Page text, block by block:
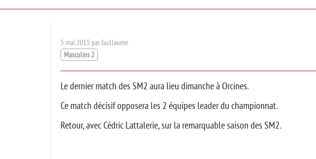
5 mai 2015 par Guillaume.
Masculins 2
Le dernier match des SM2 aura lieu dimanche à Orcines.
Ce match décisif opposera les 2 équipes leader du championnat.
Retour, avec Cédric Lattalerie, sur la remarquable saison des SM2.